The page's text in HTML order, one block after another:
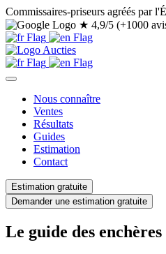
Commissaires-priseurs agréés par
★ 4,9/5 (+1000
Nous connaître
Ventes
Résultats
Guides
Estimation
Contact
Estimation gratuite
Demander une estimation gratuite
Le guide des enchères